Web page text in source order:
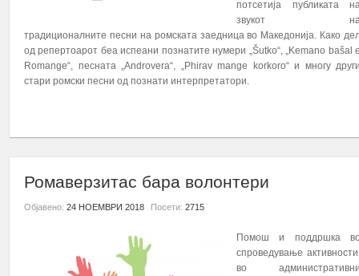
потсетија публиката
звукот
традиционалните песни на ромската заедница во Македонија. Како
од репертоарот беа испеани познатите нумери „Šutko“, „Kemano bašal
Romange“, песната „Androvera“, „Phirav mange korkoro“ и многу
стари ромски песни од познати интерпретатори.
Ромаверзитас бара волонтери
Објавено: 24 НОЕМВРИ 2018 Посети: 2715
Помош и поддршка
спроведување
во